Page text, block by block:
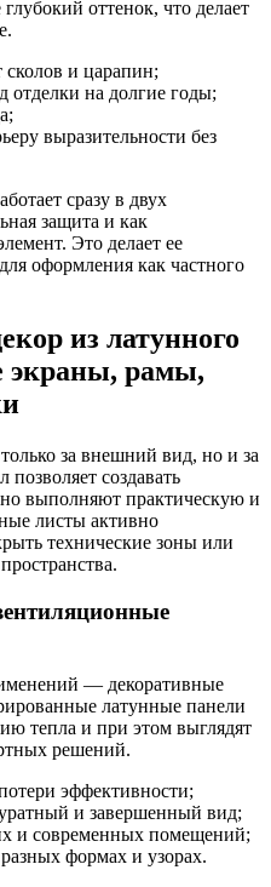
оттенок, что делает
и царапин;
отделки на долгие годы;
выразительности без
сразу в двух
защита и как
Это делает ее
оформления как частного
из латунного
экраны, рамы,
за внешний вид, но и за
позволяет создавать
выполняют практическую и
листы активно
технические зоны или
— декоративные
латунные панели
тепла и при этом выглядят
решений.
эффективности;
и завершенный вид;
и современных помещений;
формах и узорах.